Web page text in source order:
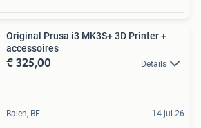
Original Prusa i3 MK3S+ 3D Printer +
accessoires
€ 325,00 Details
Balen, BE 14 jul 26